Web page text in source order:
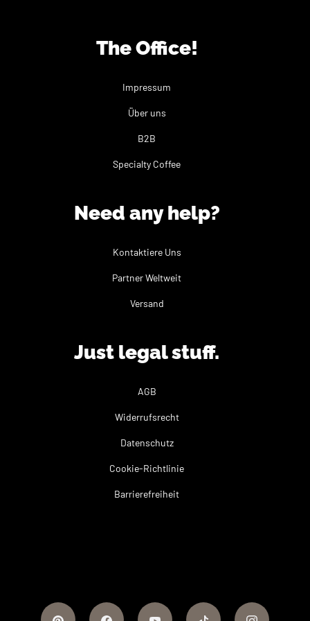
The Office!
Impressum
Über uns
B2B
Specialty Coffee
Need any help?
Kontaktiere Uns
Partner Weltweit
Versand
Just legal stuff.
AGB
Widerrufsrecht
Datenschutz
Cookie-Richtlinie
Barrierefreiheit